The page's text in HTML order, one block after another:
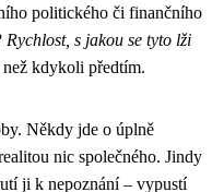
politického či finančního
Rychlost, s jakou se tyto lži
kdykoli předtím.
Někdy jde o úplně
nic společného. Jindy
ji k nepoznání – vypustí